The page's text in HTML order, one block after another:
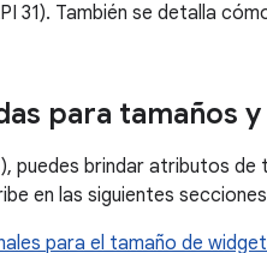
31). También se detalla
para tamaños
puedes brindar atributos
en las siguientes
para el tamaño de